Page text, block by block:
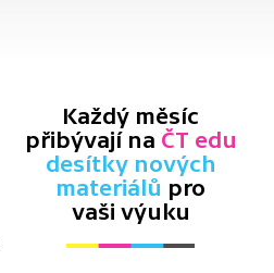
Každý měsíc
přibývají na ČT edu
desítky nových
materiálů pro
vaši výuku